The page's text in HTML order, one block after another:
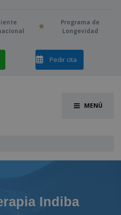
Programa de
Longevidad
Pedir cita
MENÚ
Indiba